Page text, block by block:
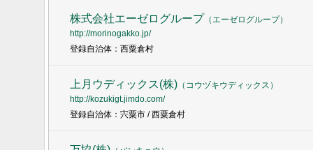
株式会社エーゼログループ （エーゼログループ）
http://morinogakko.jp/
登録自治体：西粟倉村
上月ウディックス(株)（ コウヅキウディックス ）
http://kozukigt.jimdo.com/
登録自治体：宍粟市 / 西粟倉村